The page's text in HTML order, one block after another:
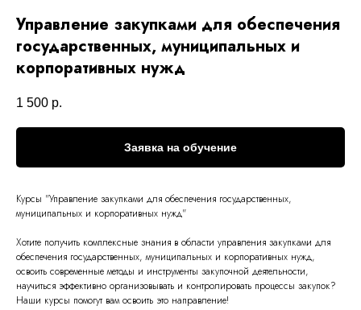
Управление закупками для обеспечения
государственных, муниципальных и
корпоративных нужд
1 500 р.
Заявка на обучение
Курсы "Управление закупками для обеспечения государственных,
муниципальных и корпоративных нужд"
Хотите получить комплексные знания в области управления закупками для
обеспечения государственных, муниципальных и корпоративных нужд,
освоить современные методы и инструменты закупочной деятельности,
научиться эффективно организовывать и контролировать процессы закупок?
Наши курсы помогут вам освоить это направление!